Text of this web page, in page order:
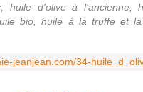
huile d'olive à l'ancienne,
bio, huile à la truffe et la